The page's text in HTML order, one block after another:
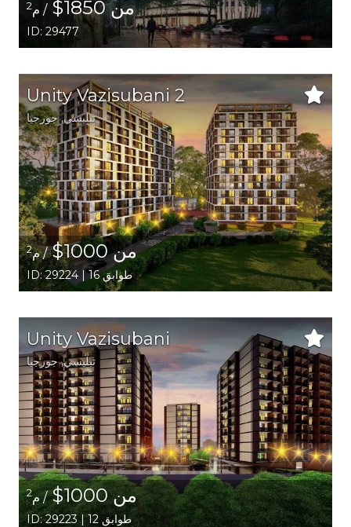
من 1850$ / م2
ID: 29477
Unity Vazisubani 2
تبليسي,جورجيا
من 1000$ / م2
ID: 29224 | 16 طوابق
Unity Vazisubani
تبليسي,جورجيا
من 1000$ / م2
ID: 29223 | 12 طوابق